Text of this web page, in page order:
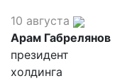
10 августа
Арам Габрелянов
президент
холдинга